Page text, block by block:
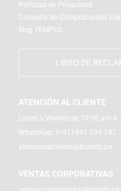
Políticas de Privacidad
Consulta de Comprobantes
Blog TEMPLO
LIBRO DE
ATENCIÓN AL CLIENTE
Lunes a Viernes de 10:00 am a
WhatsApp: (+51) 991 194 747
atencionalcliente@brands.pe
VENTAS CORPORATIVAS